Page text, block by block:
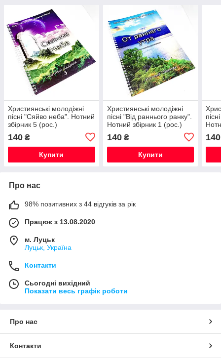
Християнські молодіжні
пісні "Сяйво неба". Нотний
збірник 5 (рос.)
140 ₴
Купити
Християнські молодіжні
пісні "Від раннього ранку".
Нотний збірник 1 (рос.)
140₴
Купити
140
Про нас
98% позитивних з 44 відгуків за рік
Працює з 13.08.2020
м. Луцьк
Луцьк, Україна
Контакти
Сьогодні вихідний
Показати весь графік роботи
Про нас
Контакти